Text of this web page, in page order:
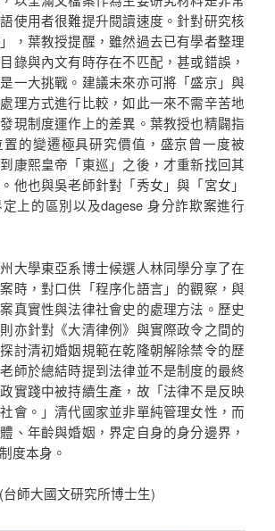
使用者很難提升閱讀速度。針對研究核
，葉教授提醒，雖然過去已有學者整理
錄與內文有時存在不匹配，甚或錯誤，
一大挑戰。建議未來亦可將「盛京」與
處理方式進行比較，如此一來不需辛苦地
現制度運作上的差異。葉教授也精闢指
的變遷極具研究價值，盛京曾一度被
到康熙皇帝「東巡」之後，才重新找回其
他也與吳老師針對「秀女」與「宮女」
上的區別以及dagese 身分詐欺案進行
學東亞系博士候選人林同學分享了在
時，對口供「程序化語言」的觀察，與
真實性與法律社會史的處理方法。歷史
亦針對《大清律例》與實際政令之間的
討清初婚姻規範在乾隆朝解除禁令的歷
師於總結時提到法律並不是制度的最終
實踐中被持續生產，故「法律不是反映
會。」清代國家並非單純管理女性，而
、年齡與婚姻，界定自身的身分邊界，
度本身。
師大國文研究所博士生)